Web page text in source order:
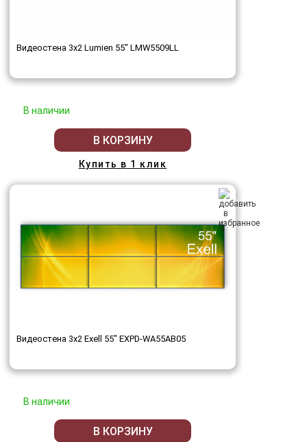
Видеостена 3x2 Lumien 55" LMW5509LL
В наличии
В КОРЗИНУ
Купить в 1 клик
Видеостена 3x2 Exell 55" EXPD-WA55AB05
В наличии
В КОРЗИНУ